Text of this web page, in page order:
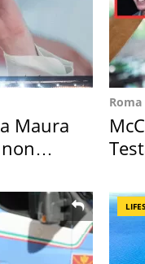
Maura
Roma